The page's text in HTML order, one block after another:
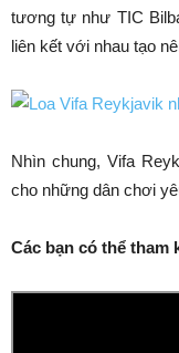
tương tự như TIC
liên kết với nhau tạo
Nhìn chung, Vifa
cho những dân chơi
Các bạn có thể tham